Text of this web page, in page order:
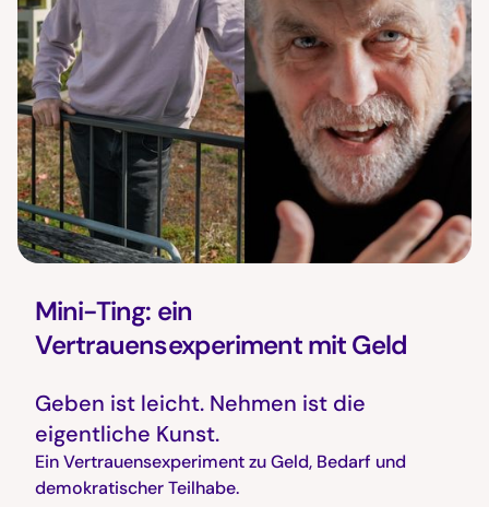
Mini-Ting: ein
Vertrauensexperiment mit Geld
Geben ist leicht. Nehmen ist die
eigentliche Kunst.
Ein Vertrauensexperiment zu Geld, Bedarf und
demokratischer Teilhabe.